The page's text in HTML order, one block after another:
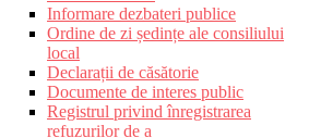
Informare dezbateri publice
Ordine de zi ședințe ale consiliului
local
Declarații de căsătorie
Documente de interes public
Registrul privind înregistrarea
refuzurilor de a